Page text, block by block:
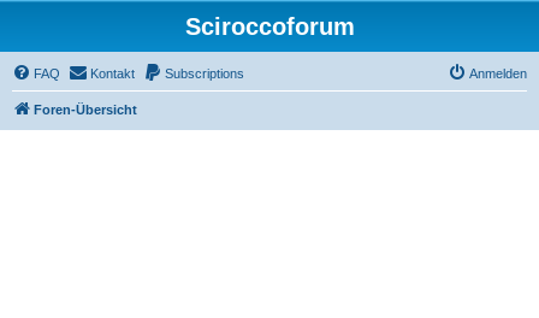
Sciroccoforum
FAQ Kontakt Subscriptions Anmelden
Foren-Übersicht